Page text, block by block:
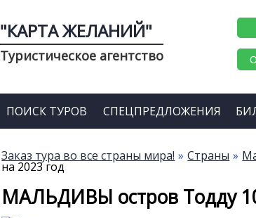
"КАРТА ЖЕЛАНИЙ"
Туристическое агентство
ПОИСК ТУРОВ СПЕЦПРЕДЛОЖЕНИЯ
Заказ тура во все страны мира! Страны
на 2023 год
МАЛЬДИВЫ остров Тодду